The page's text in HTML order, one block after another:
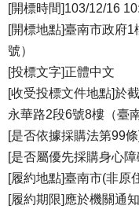
[開標時間]103/12/16
[開標地點]臺南市政府
號）
[投標文字]正體中文
[收受投標文件地點]於
永華路2段6號8樓（臺
[是否依據採購法第99
[是否屬優先採購身心
[履約地點]臺南市(非原
[履約期限]應於機關通